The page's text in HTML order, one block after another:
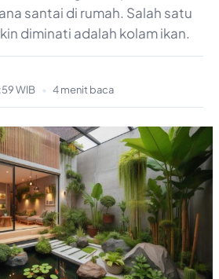
santai di rumah. Salah satu
diminati adalah kolam ikan.
WIB
• 4 menit baca